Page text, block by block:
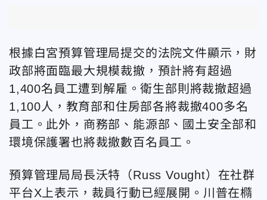
根據白宮預算管理局提交的法院文件顯示，財
政部將面臨最大規模裁撤，預計將有超過
1,400名員工遭到解雇。衛生部則將裁撤超過
1,100人，教育部和住房部各將裁撤400多名
員工。此外，商務部、能源部、國土安全部和
環境保護署也將裁撤數百名員工。
預算管理局局長沃特（Russ Vought）在社群
平台X上表示，裁員行動已經展開。川普在橢